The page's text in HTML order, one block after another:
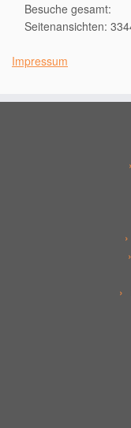
Besuche gesamt:
Seitenansichten:
Impressum